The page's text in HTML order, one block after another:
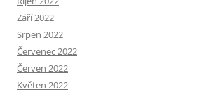
Září 2022
Srpen 2022
Červenec 2022
Červen 2022
Květen 2022